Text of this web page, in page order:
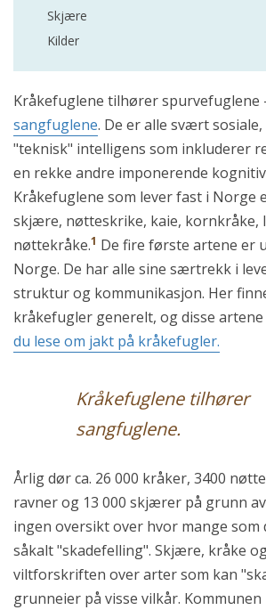
Skjære
Kilder
Kråkefuglene tilhører spurvefuglene
sangfuglene. De er alle svært
"teknisk" intelligens som inkluderer
en rekke andre imponerende
Kråkefuglene som lever fast i Norge
skjære, nøtteskrike, kaie, kornkråke,
nøttekråke.1 De fire første artene er
Norge. De har alle sine særtrekk i
struktur og kommunikasjon. Her
kråkefugler generelt, og disse artene
du lese om jakt på kråkefugler.
Kråkefuglene tilhører
sangfuglene.
Årlig dør ca. 26 000 kråker, 3400
ravner og 13 000 skjærer på grunn
ingen oversikt over hvor mange som
såkalt "skadefelling". Skjære, kråke
viltforskriften over arter som kan
grunneier på visse vilkår. Kommunen